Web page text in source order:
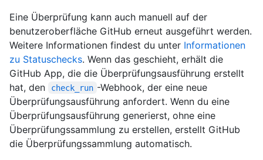
Eine Überprüfung kann auch manuell auf der
benutzeroberfläche GitHub erneut ausgeführt werden.
Weitere Informationen findest du unter Informationen
zu Statuschecks. Wenn das geschieht, erhält die
GitHub App, die die Überprüfungsausführung erstellt
hat, den
check_run -Webhook, der eine neue
Überprüfungsausführung anfordert. Wenn du eine
Überprüfungsausführung generierst, ohne eine
Überprüfungssammlung zu erstellen, erstellt GitHub
die Überprüfungssammlung automatisch.